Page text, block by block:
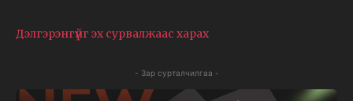
Дэлгэрэнгүйг эх сурвалжаас харах
- Зар сурталчилгаа -